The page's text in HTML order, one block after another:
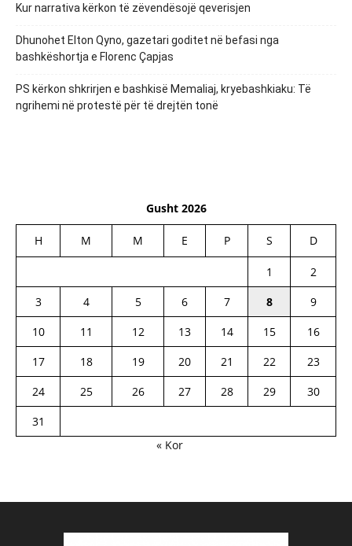
Kur narrativa kërkon të zëvendësojë qeverisjen
Dhunohet Elton Qyno, gazetari goditet në befasi nga
bashkëshortja e Florenc Çapjas
PS kërkon shkrirjen e bashkisë Memaliaj, kryebashkiaku: Të
ngrihemi në protestë për të drejtën tonë
Gusht 2026
H M M E P S D
1
2
3
4 5 6 7 8
9
10
11 12 13 14 15
16
17
18 19 20 21 22
23
24
25 26 27 28 29
30
31
« Kor